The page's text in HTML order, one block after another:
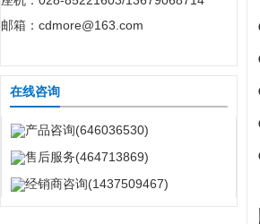
邮箱：cdmore@163.com
在线咨询
产品咨询(646036530)
售后服务(464713869)
经销商咨询(1437509467)